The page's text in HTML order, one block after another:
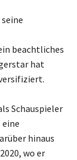
beachtliches
hat
Schauspieler
eine
hinaus
wo er